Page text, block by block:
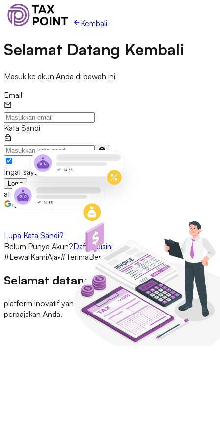
Kembali
Selamat Datang Kembali
Masuk ke akun Anda di bawah ini
Email
Kata Sandi
Ingat saya
Login
atau
Masuk dengan Google
Lupa Kata Sandi?
Belum Punya Akun?Daftar disini
#LewatKamiAja•#TerimaBeres
Selamat datang di Tax Point
platform inovatif yang mengubah pengalaman konsultasi
perpajakan Anda.